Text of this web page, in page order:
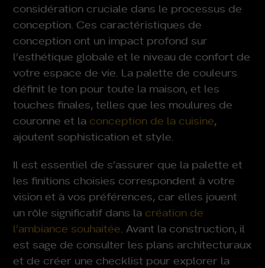
considération cruciale dans le processus de
conception. Ces caractéristiques de
conception ont un impact profond sur
l’esthétique globale et le niveau de confort de
votre espace de vie. La palette de couleurs
définit le ton pour toute la maison, et les
touches finales, telles que les moulures de
couronne et la conception de la cuisine,
ajoutent sophistication et style.
Il est essentiel de s’assurer que la palette et
les finitions choisies correspondent à votre
vision et à vos préférences, car elles jouent
un rôle significatif dans la création de
l’ambiance souhaitée. Avant la construction, il
est sage de consulter les plans architecturaux
et de créer une checklist pour explorer la